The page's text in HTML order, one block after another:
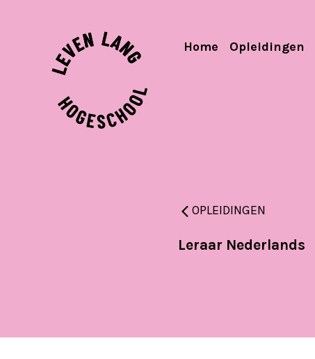
Home Opleidingen
OPLEIDINGEN
Leraar Nederlands